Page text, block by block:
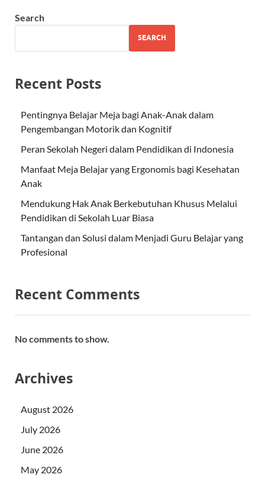
Search
SEARCH
Recent Posts
Pentingnya Belajar Meja bagi Anak-Anak dalam
Pengembangan Motorik dan Kognitif
Peran Sekolah Negeri dalam Pendidikan di Indonesia
Manfaat Meja Belajar yang Ergonomis bagi Kesehatan
Anak
Mendukung Hak Anak Berkebutuhan Khusus Melalui
Pendidikan di Sekolah Luar Biasa
Tantangan dan Solusi dalam Menjadi Guru Belajar yang
Profesional
Recent Comments
No comments to show.
Archives
August 2026
July 2026
June 2026
May 2026